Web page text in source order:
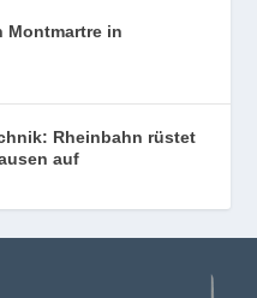
Montmartre in
Rheinbahn rüstet
auf